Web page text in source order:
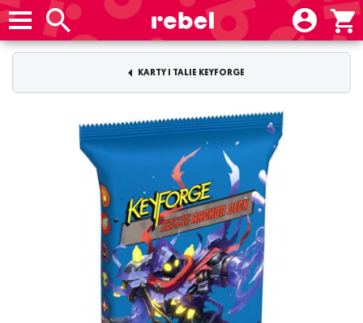
KARTY I TALIE KEYFORGE